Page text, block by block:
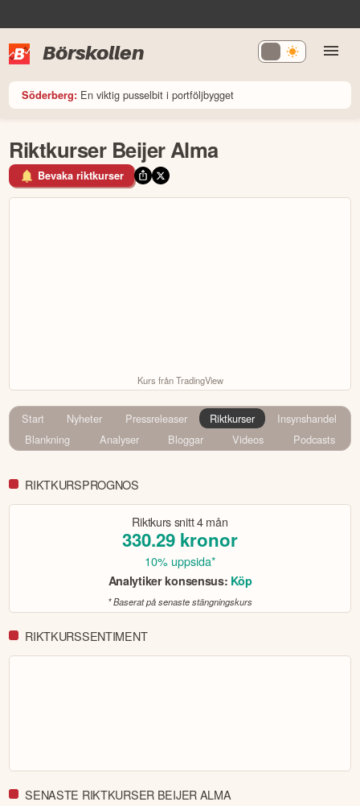
Börskollen
Söderberg: En viktig pusselbit i portföljbygget
Riktkurser Beijer Alma
Bevaka riktkurser
Kurs från TradingView
Start Nyheter Pressreleaser Riktkurser
Insynshandel
Blankning
Analyser Bloggar Videos Podcasts
RIKTKURSPROGNOS
Riktkurs snitt4 mån
330.29 kronor
10% uppsida*
Analytiker konsensus: Köp
* Baserat på senaste stängningskurs
RIKTKURSSENTIMENT
SENASTE RIKTKURSER BEIJER ALMA